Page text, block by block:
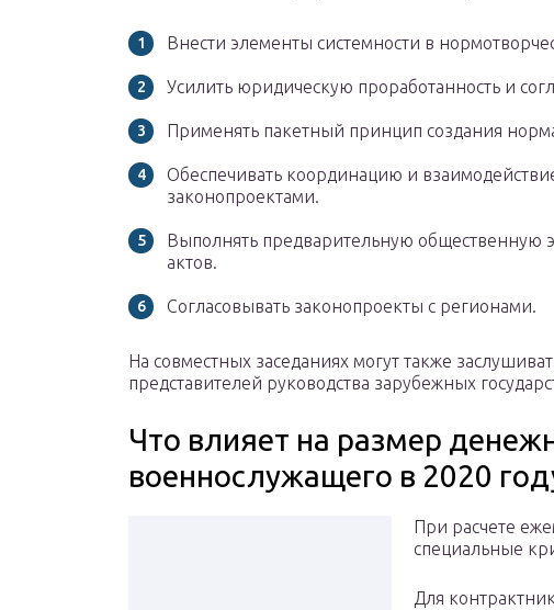
Внести элементы системности в
Усилить юридическую проработанность и
Применять пакетный принцип создания
Обеспечивать координацию и
законопроектами.
Выполнять предварительную общественную
актов.
Согласовывать законопроекты с регионами.
На совместных заседаниях могут также
представителей руководства зарубежных
Что влияет на размер
военнослужащего в 2020
При расчете
специальные
Для